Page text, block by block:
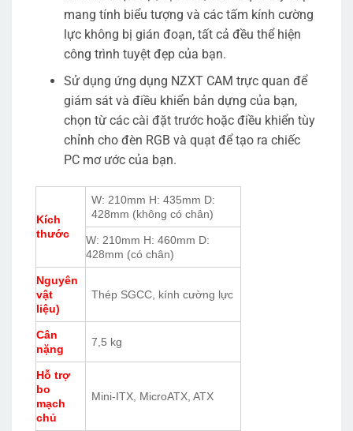
mang tính biểu tượng và các tấm kính cường
lực không bị gián đoạn, tất cả đều thể hiện
công trình tuyệt đẹp của bạn.
Sử dụng ứng dụng NZXT CAM trực quan để
giám sát và điều khiển bản dựng của bạn,
chọn từ các cài đặt trước hoặc điều khiển tùy
chỉnh cho đèn RGB và quạt để tạo ra chiếc
PC mơ ước của bạn.
Kích
thước
W: 210mm H: 435mm D:
428mm (không có chân)
W: 210mm H: 460mm D:
428mm (có chân)
Nguyên
vật
liệu)
Thép SGCC, kính cường lực
Cân
nặng
7,5 kg
Hỗ trợ
bo
mạch
chủ
Mini-ITX, MicroATX, ATX